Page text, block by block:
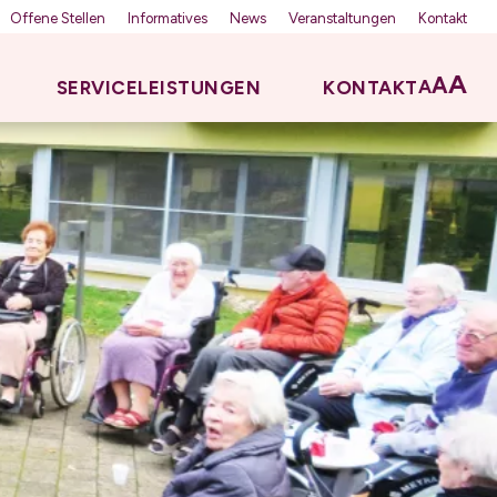
Offene Stellen Informatives News Veranstaltungen Kontakt
SERVICELEISTUNGEN KONTAKTAAA